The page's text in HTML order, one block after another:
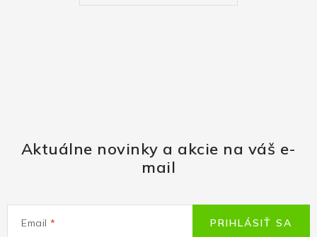
Aktuálne novinky a akcie na váš e-
mail
Email PRIHLÁSIŤ SA